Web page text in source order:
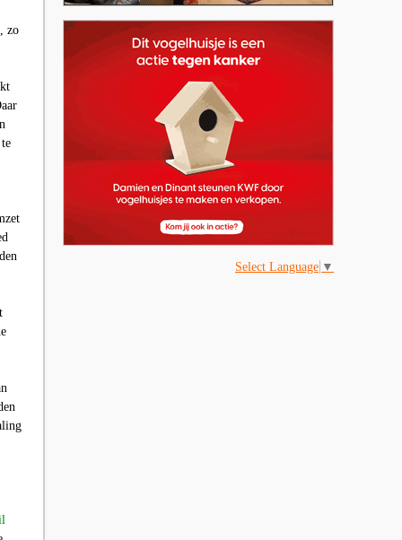
zo
Select Language ▼